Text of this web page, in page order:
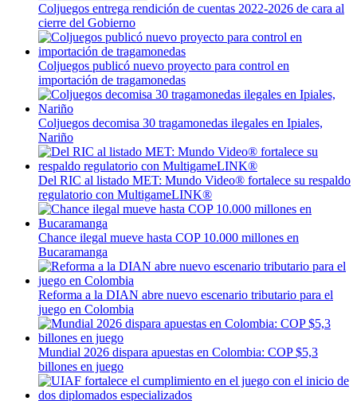
Coljuegos entrega rendición de cuentas 2022-2026 de cara al
cierre del Gobierno
Coljuegos publicó nuevo proyecto para control en
importación de tragamonedas
Coljuegos decomisa 30 tragamonedas ilegales en Ipiales,
Nariño
Del RIC al listado MET: Mundo Video® fortalece su respaldo
regulatorio con MultigameLINK®
Chance ilegal mueve hasta COP 10.000 millones en
Bucaramanga
Reforma a la DIAN abre nuevo escenario tributario para el
juego en Colombia
Mundial 2026 dispara apuestas en Colombia: COP $5,3
billones en juego